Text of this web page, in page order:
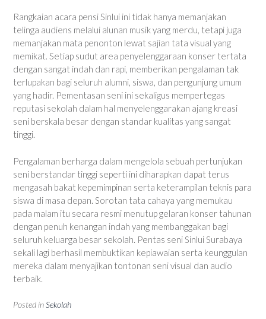
Rangkaian acara pensi Sinlui ini tidak hanya memanjakan
telinga audiens melalui alunan musik yang merdu, tetapi juga
memanjakan mata penonton lewat sajian tata visual yang
memikat. Setiap sudut area penyelenggaraan konser tertata
dengan sangat indah dan rapi, memberikan pengalaman tak
terlupakan bagi seluruh alumni, siswa, dan pengunjung umum
yang hadir. Pementasan seni ini sekaligus mempertegas
reputasi sekolah dalam hal menyelenggarakan ajang kreasi
seni berskala besar dengan standar kualitas yang sangat
tinggi.
Pengalaman berharga dalam mengelola sebuah pertunjukan
seni berstandar tinggi seperti ini diharapkan dapat terus
mengasah bakat kepemimpinan serta keterampilan teknis para
siswa di masa depan. Sorotan tata cahaya yang memukau
pada malam itu secara resmi menutup gelaran konser tahunan
dengan penuh kenangan indah yang membanggakan bagi
seluruh keluarga besar sekolah. Pentas seni Sinlui Surabaya
sekali lagi berhasil membuktikan kepiawaian serta keunggulan
mereka dalam menyajikan tontonan seni visual dan audio
terbaik.
Posted inSekolah